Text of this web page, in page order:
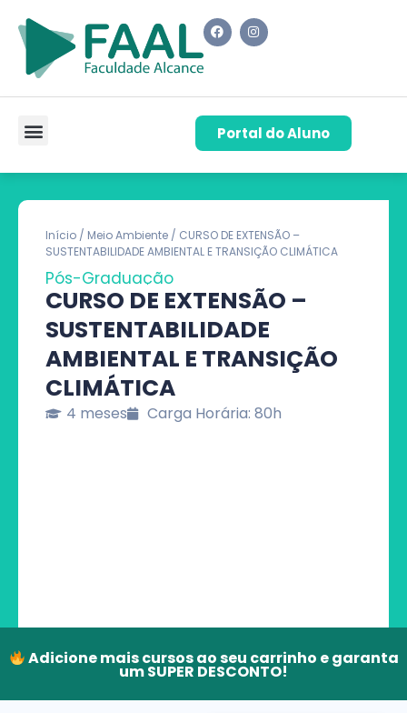
Portal do Aluno
Início / Meio Ambiente / CURSO DE EXTENSÃO –
SUSTENTABILIDADE AMBIENTAL E TRANSIÇÃO CLIMÁTICA
Pós-Graduação
CURSO DE EXTENSÃO –
SUSTENTABILIDADE
AMBIENTAL E TRANSIÇÃO
CLIMÁTICA
4 meses Carga Horária: 80h
Adicione mais cursos ao seu carrinho e garanta
um SUPER DESCONTO!